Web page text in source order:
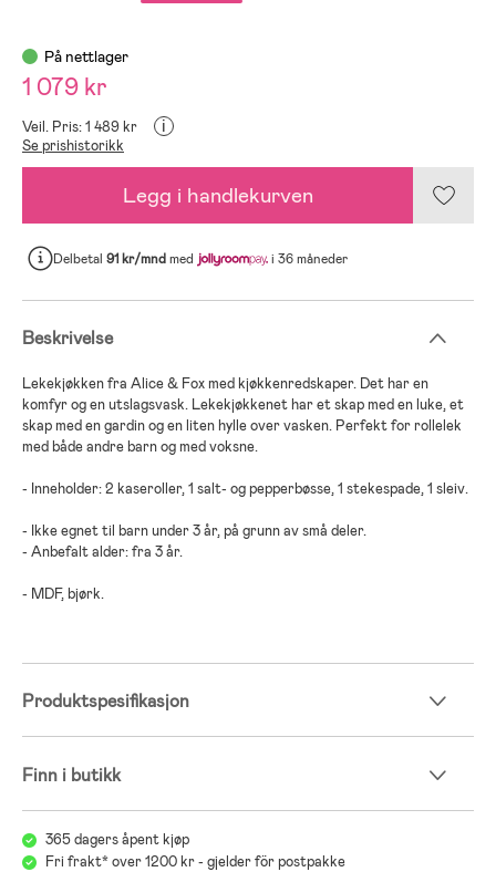
På nettlager
1 079 kr
Veil. Pris: 1 489 kr i
Se prishistorikk
Legg i handlekurven
Delbetal 91 kr/mndmed i 36 måneder
Beskrivelse
Lekekjøkken fra Alice & Fox med kjøkkenredskaper. Det har en
komfyr og en utslagsvask. Lekekjøkkenet har et skap med en luke, et
skap med en gardin og en liten hylle over vasken. Perfekt for rollelek
med både andre barn og med voksne.
- Inneholder: 2 kaseroller, 1 salt- og pepperbøsse, 1 stekespade, 1 sleiv.
- Ikke egnet til barn under 3 år, på grunn av små deler.
- Anbefalt alder: fra 3 år.
- MDF, bjørk.
Produktspesifikasjon
Finn i butikk
365 dagers åpent kjøp
Fri frakt* over 1200 kr - gjelder för postpakke